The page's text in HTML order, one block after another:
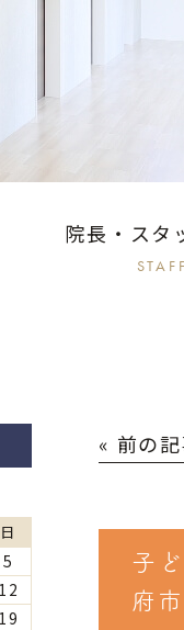
院長・スタ
STAFF
« 前の
子
府
日
5
12
19